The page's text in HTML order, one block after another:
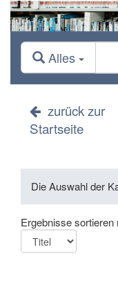
Alles
zurück zur
Startseite
Die Auswahl der
Ergebnisse sortieren